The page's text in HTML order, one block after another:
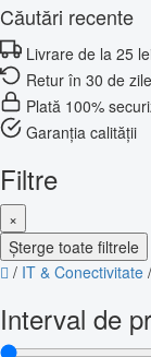
Căutări recente
Livrare de la 25
Retur în 30 de zile
Plată 100%
Garanția calității
Filtre
×
Șterge toate filtrele
/ IT & Conectivitate /
Interval de